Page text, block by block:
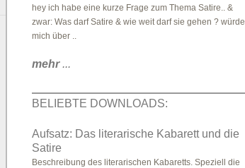
hey ich habe eine kurze Frage zum Thema Satire.. &
zwar: Was darf Satire & wie weit darf sie gehen ? würde
mich über ..
mehr...
BELIEBTE DOWNLOADS:
Aufsatz: Das literarische Kabarett und die
Satire
Beschreibung des literarischen Kabaretts. Speziell die